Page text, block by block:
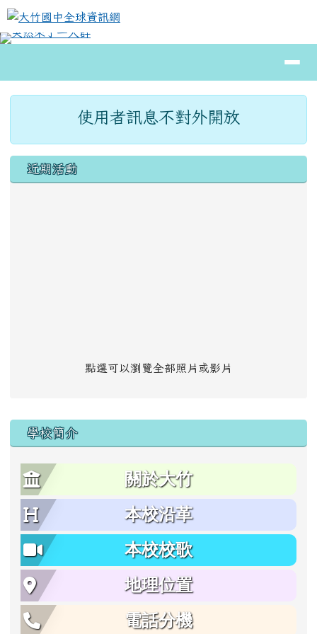
跳至主內容區
大竹國中全球資訊網
⏸
使用者訊息不對外開放
左邊區域內容
近期活動
點選可以瀏覽全部照片或影片
學校簡介
關於大竹
本校沿革
本校校歌
地理位置
電話分機